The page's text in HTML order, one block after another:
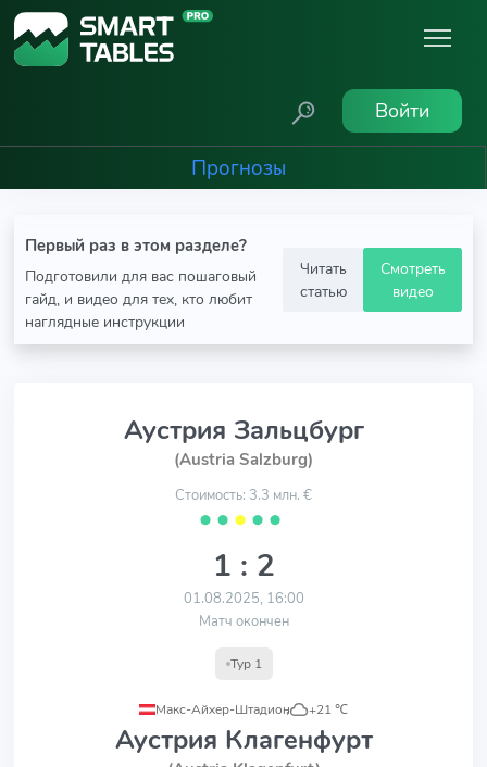
Войти
Прогнозы
Первый раз в этом разделе?
Подготовили для вас пошаговый
гайд, и видео для тех, кто любит
наглядные инструкции
Читать
статью
Смотреть
видео
Аустрия Зальцбург
(Austria Salzburg)
Стоимость: 3.3 млн. €
⬤ ⬤ ⬤ ⬤ ⬤
1 : 2
01.08.2025, 16:00
Матч окончен
Тур 1
Макс-Айхер-Штадион
, +21 ℃
Аустрия Клагенфурт